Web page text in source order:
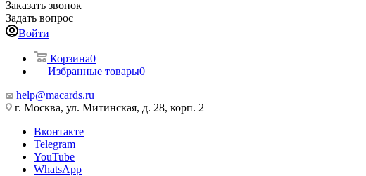
Заказать звонок
Задать вопрос
Войти
Корзина0
Избранные товары0
help@macards.ru
г. Москва, ул. Митинская, д. 28, корп. 2
Вконтакте
Telegram
YouTube
WhatsApp